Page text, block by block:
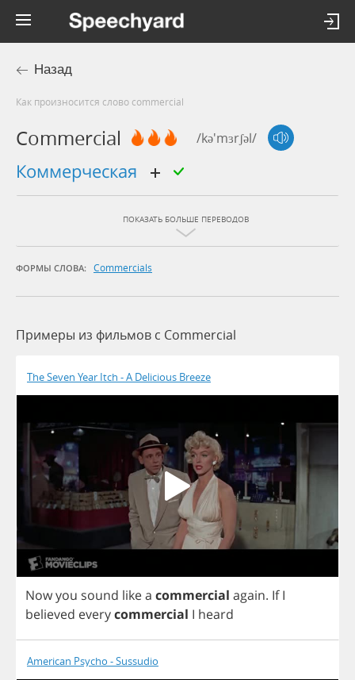
Назад
Как произносится слово commercial
Commercial /kə'mɜrʃəl/
коммерческая
ПОКАЗАТЬ БОЛЬШЕ ПЕРЕВОДОВ
ФОРМЫ СЛОВА: Commercials
Примеры из фильмов c Commercial
The Seven Year Itch - A Delicious Breeze
Nowyou sound likea commercial again. If I
believed everycommercial I heard
American Psycho - Sussudio